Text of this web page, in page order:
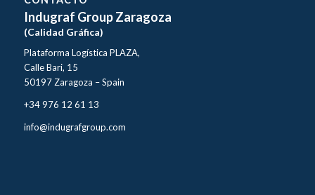
Indugraf Group Zaragoza
(Calidad Gráfica)
Plataforma Logística PLAZA,
Calle Bari, 15
50197 Zaragoza – Spain
+34 976 12 61 13
info@indugrafgroup.com